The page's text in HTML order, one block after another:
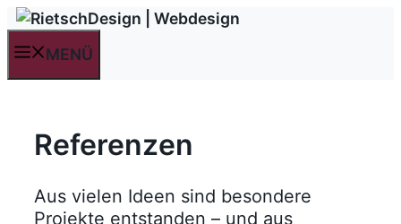
Zum
springenMENÜ
Referenzen
Aus vielen Ideen sind besondere
Projekte entstanden – und aus